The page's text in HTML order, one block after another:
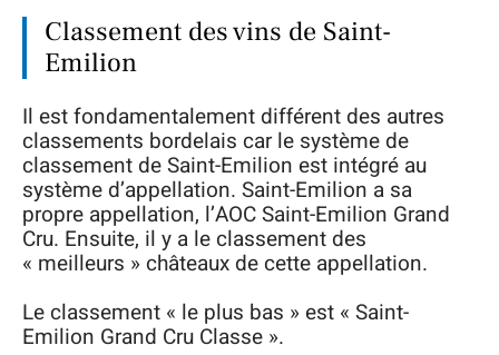
Classement des vins de Saint-
Emilion
Il est fondamentalement différent des autres
classements bordelais car le système de
classement de Saint-Emilion est intégré au
système d’appellation. Saint-Emilion a sa
propre appellation, l’AOC Saint-Emilion Grand
Cru. Ensuite, il y a le classement des
« meilleurs » châteaux de cette appellation.
Le classement « le plus bas » est « Saint-
Emilion Grand Cru Classe ».